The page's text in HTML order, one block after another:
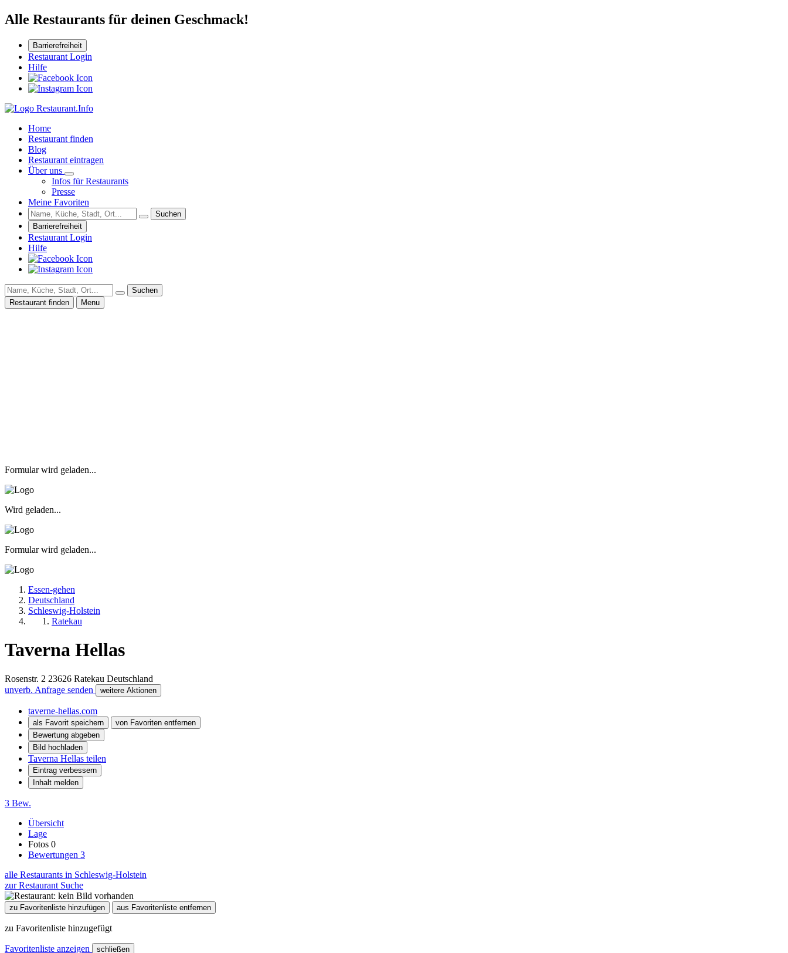
Alle Restaurants für deinen Geschmack!
Barrierefreiheit
Restaurant Login
Hilfe
Home
Restaurant finden
Blog
Restaurant eintragen
Über uns
Infos für Restaurants
Presse
Meine Favoriten
Suchen
Barrierefreiheit
Restaurant Login
Hilfe
Suchen
Restaurant finden
Menu
Formular wird geladen...
Wird geladen...
Formular wird geladen...
Essen-gehen
Deutschland
Schleswig-Holstein
Ratekau
Taverna Hellas
Rosenstr. 2 23626 Ratekau Deutschland
unverb. Anfrage senden
weitere Aktionen
taverne-hellas.com
als Favorit speichern
von Favoriten entfernen
Bewertung abgeben
Bild hochladen
Taverna Hellas teilen
Eintrag verbessern
Inhalt melden
3 Bew.
Übersicht
Lage
Fotos 0
Bewertungen 3
alle Restaurants in Schleswig-Holstein
zur Restaurant Suche
zu Favoritenliste hinzufügen aus Favoritenliste entfernen
zu Favoritenliste hinzugefügt
Favoritenliste anzeigen schließen